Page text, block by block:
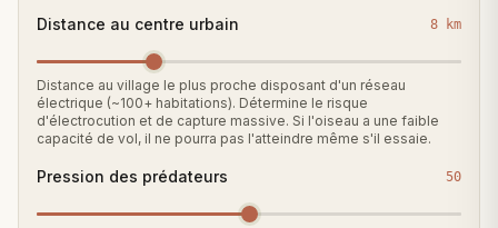
Distance au centre urbain 8 km
Distance au village le plus proche disposant d'un réseau
électrique (~100+ habitations). Détermine le risque
d'électrocution et de capture massive. Si l'oiseau a une faible
capacité de vol, il ne pourra pas l'atteindre même s'il essaie.
Pression des prédateurs 50